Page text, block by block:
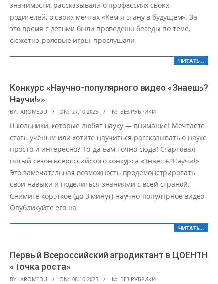
значимости, рассказывали о профессиях своих
родителей, о своих мечтах «Кем я стану в будущем». За
это время с детьми были проведены беседы по теме,
сюжетно-ролевые игры, прослушали
ЧИТАТЬ…
Конкурс «Научно-популярного видео «Знаешь?
Научи!»»
2025-
10-
27
BY: AROMEDU ON: 27.10.2025 IN: БЕЗ РУБРИКИ
Школьники, которые любят науку — внимание! Мечтаете
стать учёным или хотите научиться рассказывать о науке
просто и интересно? Тогда вам точно сюда! Стартовал
пятый сезон всероссийского конкурса «Знаешь?Научи!».
Это замечательная возможность продемонстрировать
свои навыки и поделиться знаниями с всей страной.
Снимите короткое (до 3 минут) научно-популярное видео
Опубликуйте его на
ЧИТАТЬ…
Первый Всероссийский агродиктант в ЦОЕНТН
«Точка роста»
2025-
BY: AROMEDU ON: 08.10.2025 IN: БЕЗ РУБРИКИ